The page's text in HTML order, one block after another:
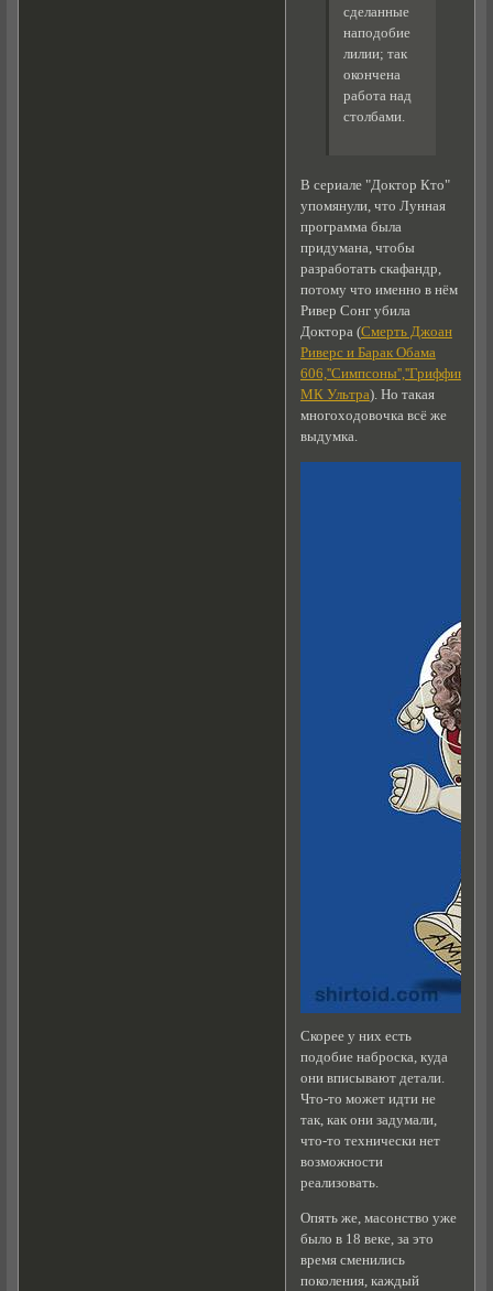
сделанные
наподобие
лилии; так
окончена
работа над
столбами.
В сериале "Доктор Кто"
упомянули, что Лунная
программа была
придумана, чтобы
разработать скафандр,
потому что именно в нём
Ривер Сонг убила
Доктора (Смерть Джоан
Риверс и Барак Обама
606,''Симпсоны'',''Гриффины''
МК Ультра). Но такая
многоходовочка всё же
выдумка.
Скорее у них есть
подобие наброска, куда
они вписывают детали.
Что-то может идти не
так, как они задумали,
что-то технически нет
возможности
реализовать.
Опять же, масонство уже
было в 18 веке, за это
время сменились
поколения, каждый